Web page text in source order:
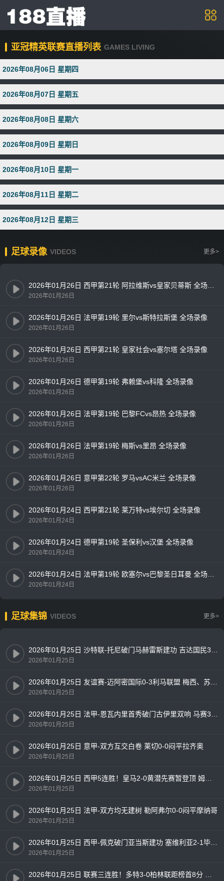
亚冠精英联赛直播列表 GAMES LIVING
2026年08月06日 星期四
2026年08月07日 星期五
2026年08月08日 星期六
2026年08月09日 星期日
2026年08月10日 星期一
2026年08月11日 星期二
2026年08月12日 星期三
足球录像 VIDEOS 更多>
2026年01月26日
2026年01月26日 法甲第19轮 里尔vs斯特拉斯堡 全场录像
2026年01月26日
2026年01月26日 西甲第21轮 皇家社会vs塞尔塔 全场录像
2026年01月26日
2026年01月26日 德甲第19轮 弗赖堡vs科隆 全场录像
2026年01月26日
2026年01月26日 法甲第19轮 巴黎FCvs昂热 全场录像
2026年01月26日
2026年01月26日 法甲第19轮 梅斯vs里昂 全场录像
2026年01月26日
2026年01月26日 意甲第22轮 罗马vsAC米兰 全场录像
2026年01月26日
2026年01月24日 西甲第21轮 莱万特vs埃尔切 全场录像
2026年01月24日
2026年01月24日 德甲第19轮 圣保利vs汉堡 全场录像
2026年01月24日
2026年01月24日
足球集锦 VIDEOS 更多>
2026年01月25日
2026年01月25日
2026年01月25日
2026年01月25日 意甲-双方互交白卷 莱切0-0闷平拉齐奥
2026年01月25日
2026年01月25日
2026年01月25日 法甲-双方均无建树 勒阿弗尔0-0闷平摩纳哥
2026年01月25日
2026年01月25日